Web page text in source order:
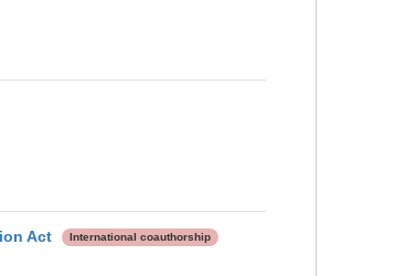
Act
International coauthorship